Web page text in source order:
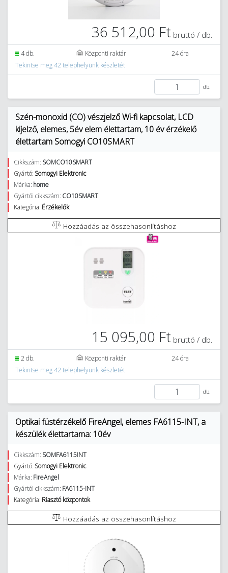
36 512,00 Ft bruttó / db.
4 db. Központi raktár
24 óra
Tekintse meg 42 telephelyünk készletét
db.
Szén-monoxid (CO) vészjelző Wi-fi kapcsolat, LCD
kijelző, elemes, 5év elem élettartam, 10 év érzékelő
élettartam Somogyi CO10SMART
Cikkszám: SOMCO10SMART
Gyártó: Somogyi Elektronic
Márka: home
Gyártói cikkszám: CO10SMART
Kategória: Érzékelők
Hozzáadás az összehasonlításhoz
15 095,00 Ft bruttó / db.
2 db. Központi raktár
24 óra
Tekintse meg 42 telephelyünk készletét
db.
Optikai füstérzékelő FireAngel, elemes FA6115-INT, a
készülék élettartama: 10év
Cikkszám: SOMFA6115INT
Gyártó: Somogyi Elektronic
Márka: FireAngel
Gyártói cikkszám: FA6115-INT
Kategória: Riasztó központok
Hozzáadás az összehasonlításhoz